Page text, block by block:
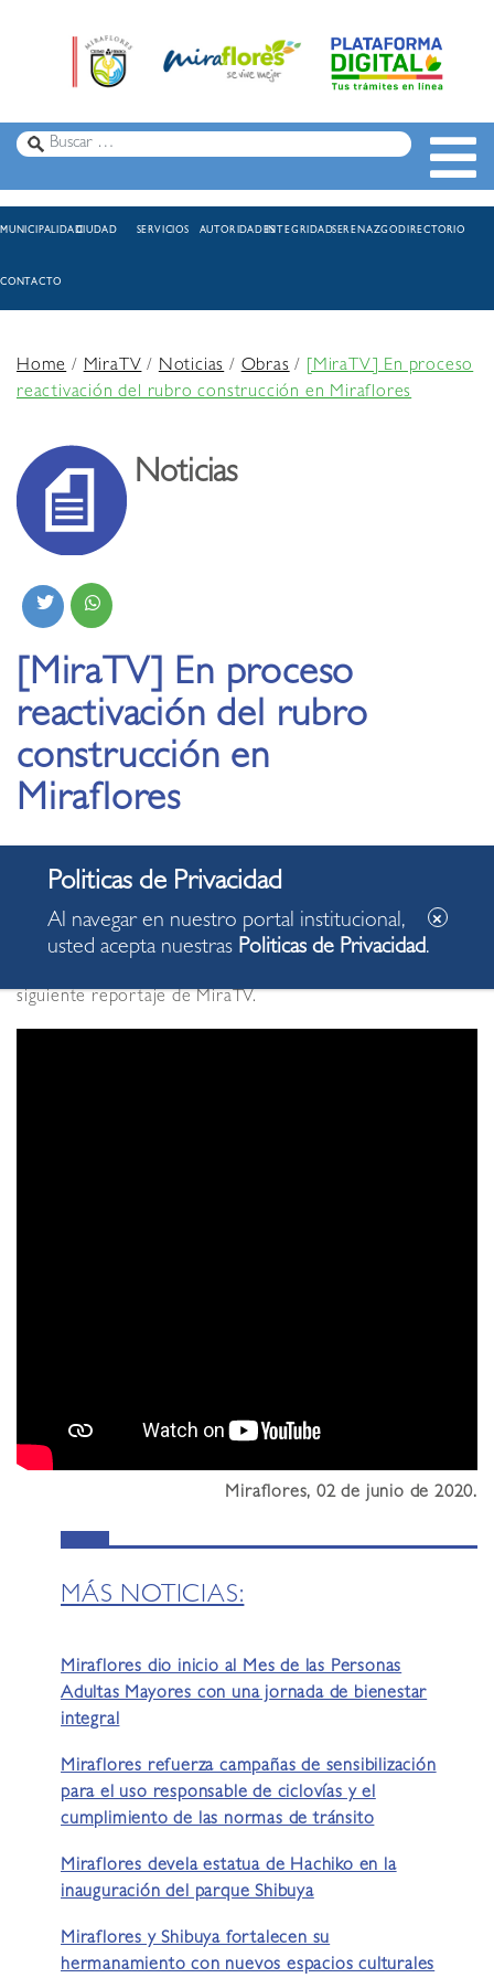
MUNICIPALIDADCIUDAD SERVICIOS AUTORIDADESINTEGRIDADSERENAZGODIRECTORIO
CONTACTO
Home/MiraTV/Noticias/Obras/
[MiraTV] En proceso
reactivación del rubro construcción en Miraflores
Noticias
[MiraTV] En proceso
reactivación del rubro
construcción en
Miraflores
02.06.2020
Trabajo que se desarrollará bajo estricto cumplimiento de
las normas, destrabará paquete de inversiones por $ 570
siguiente reportaje de MiraTV.
Miraflores, 02 de junio de 2020.
MÁS NOTICIAS:
Miraflores dio inicio al Mes de las Personas
Adultas Mayores con una jornada de bienestar
integral
Miraflores refuerza campañas de sensibilización
para el uso responsable de ciclovías y el
cumplimiento de las normas de tránsito
Miraflores devela estatua de Hachiko en la
inauguración del parque Shibuya
Miraflores y Shibuya fortalecen su
hermanamiento con nuevos espacios culturales
Al navegar en nuestro portal institucional,
usted acepta nuestras Politicas de Privacidad.